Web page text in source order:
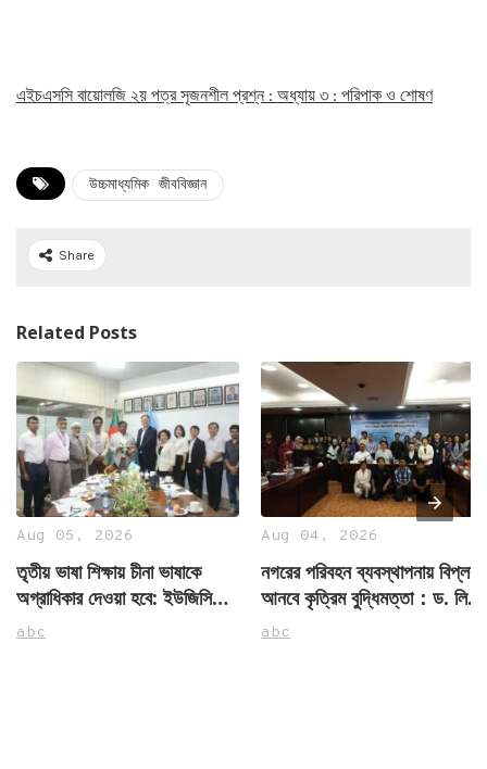
এইচএসসি বায়োলজি ২য় পত্র সৃজনশীল প্রশ্ন : অধ্যায় ৩ : পরিপাক ও শোষণ
উচ্চমাধ্যমিক জীববিজ্ঞান
Share
Related Posts
Aug 05, 2026
তৃতীয় ভাষা শিক্ষায় চীনা ভাষাকে
অগ্রাধিকার দেওয়া হবে: ইউজিসি
চেয়ারম্যান
abc
Aug 04, 2026
নগরের পরিবহন ব্যবস্থাপনায় বিপ্লব
আনবে কৃত্রিম বুদ্ধিমত্তা：ড. লি
চিয়ান
abc